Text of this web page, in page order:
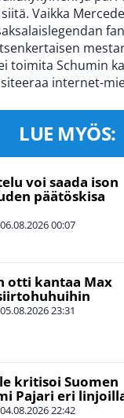
Vaikka
toimita Schumin
internet-
LUE MYÖS:
voi saada ison
päätöskisa
06.08.202600:07
otti kantaa Max
05.08.202623:31
kritisoi Suomen
Pajari eri
04.08.202622:42